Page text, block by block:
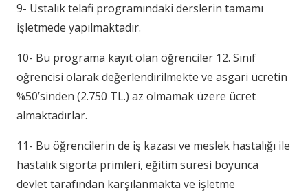
9- Ustalık telafi programındaki derslerin tamamı
işletmede yapılmaktadır.
10- Bu programa kayıt olan öğrenciler 12. Sınıf
öğrencisi olarak değerlendirilmekte ve asgari ücretin
%50’sinden (2.750 TL.) az olmamak üzere ücret
almaktadırlar.
11- Bu öğrencilerin de iş kazası ve meslek hastalığı ile
hastalık sigorta primleri, eğitim süresi boyunca
devlet tarafından karşılanmakta ve işletme